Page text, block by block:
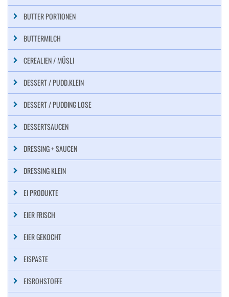
BUTTER PORTIONEN
BUTTERMILCH
CEREALIEN / MÜSLI
DESSERT / PUDD.KLEIN
DESSERT / PUDDING LOSE
DESSERTSAUCEN
DRESSING + SAUCEN
DRESSING KLEIN
EI PRODUKTE
EIER FRISCH
EIER GEKOCHT
EISPASTE
EISROHSTOFFE